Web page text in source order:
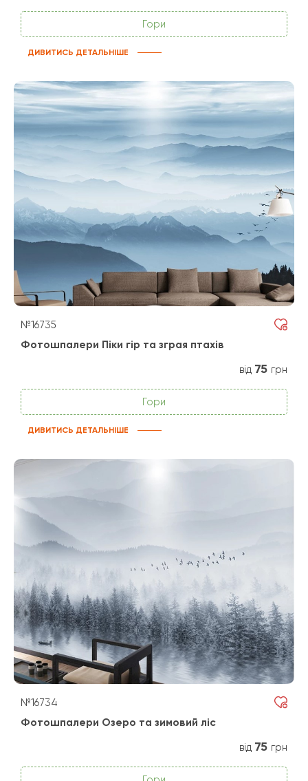
Гори
ДИВИТИСЬ ДЕТАЛЬНІШЕ
№16735
Фотошпалери Піки гір та зграя птахів
від 75 грн
Гори
ДИВИТИСЬ ДЕТАЛЬНІШЕ
№16734
Фотошпалери Озеро та зимовий ліс
від 75 грн